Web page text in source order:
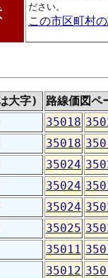
ださい。
この市区町村
大字)
路線価図ペ
35018
35018
35024
35024
35024
35025
35011
35012